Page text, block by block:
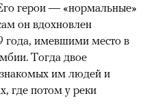
герои — «нормальные»
он вдохновлен
года, имевшими место в
Тогда двое
им людей и
где потом у реки